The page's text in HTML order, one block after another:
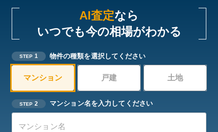
AI査定なら
いつでも今の相場がわかる
STEP 1 物件の種類を選択してください
マンション 戸建 土地
STEP 2 マンション名を入力してください